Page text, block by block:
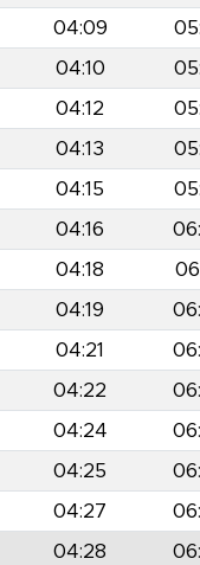
04:09
04:10
04:12
04:13
04:15
04:16
04:18
04:19
04:21
04:22
04:24
04:25
04:27
04:28